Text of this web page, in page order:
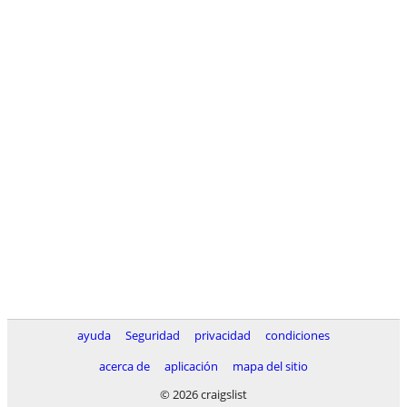
ayuda Seguridad privacidad
condiciones
acerca de
aplicación
mapa del sitio
© 2026 craigslist